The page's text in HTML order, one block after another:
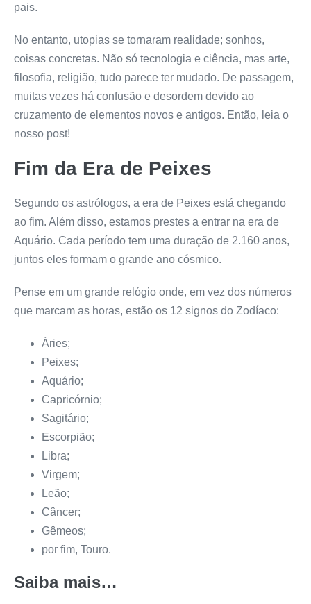
pais.
No entanto, utopias se tornaram realidade; sonhos,
coisas concretas. Não só tecnologia e ciência, mas arte,
filosofia, religião, tudo parece ter mudado. De passagem,
muitas vezes há confusão e desordem devido ao
cruzamento de elementos novos e antigos. Então, leia o
nosso post!
Fim da Era de Peixes
Segundo os astrólogos, a era de Peixes está chegando
ao fim. Além disso, estamos prestes a entrar na era de
Aquário. Cada período tem uma duração de 2.160 anos,
juntos eles formam o grande ano cósmico.
Pense em um grande relógio onde, em vez dos números
que marcam as horas, estão os 12 signos do Zodíaco:
Áries;
Peixes;
Aquário;
Capricórnio;
Sagitário;
Escorpião;
Libra;
Virgem;
Leão;
Câncer;
Gêmeos;
por fim, Touro.
Saiba mais…